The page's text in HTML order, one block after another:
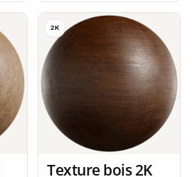
2K
Texture bois 2K